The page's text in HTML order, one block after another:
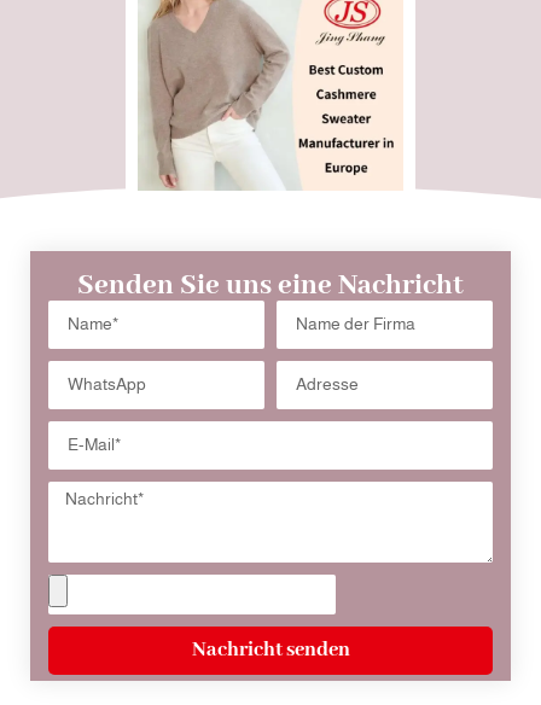
Senden Sie uns eine Nachricht
Nachricht senden